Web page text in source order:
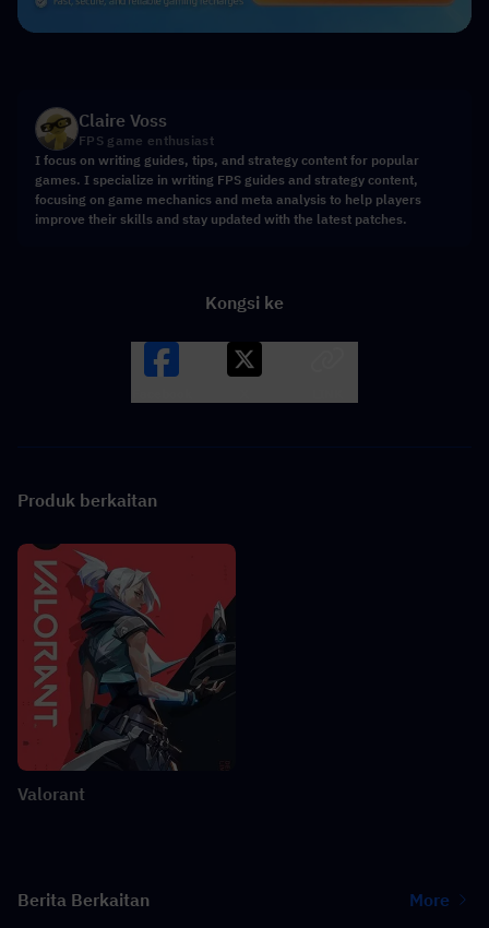
Claire Voss
FPS game enthusiast
I focus on writing guides, tips, and strategy content for popular
games. I specialize in writing FPS guides and strategy content,
focusing on game mechanics and meta analysis to help players
improve their skills and stay updated with the latest patches.
Kongsi ke
Produk berkaitan
Valorant
Berita Berkaitan More